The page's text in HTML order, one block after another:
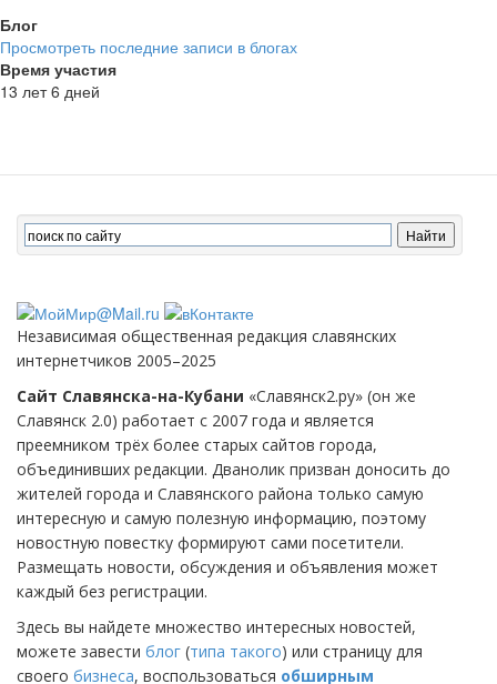
Блог
Просмотреть последние записи в блогах
Время участия
13 лет 6 дней
Независимая общественная редакция славянских
интернетчиков 2005–2025
Сайт Славянска-на-Кубани «Славянск2.ру» (он же
Славянск 2.0) работает с 2007 года и является
преемником трёх более старых сайтов города,
объединивших редакции. Дванолик призван доносить до
жителей города и Славянского района только самую
интересную и самую полезную информацию, поэтому
новостную повестку формируют сами посетители.
Размещать новости, обсуждения и объявления может
каждый без регистрации.
Здесь вы найдете множество интересных новостей,
можете завести блог (типа такого) или страницу для
своего бизнеса, воспользоваться обширным